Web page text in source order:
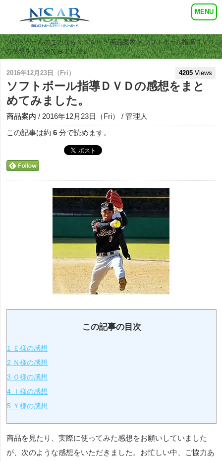
ソフトボールのことならＮＳＡＢ>商品案内> ソフトボール指導ＤＶＤ
の感想をまとめてみました。
2016年12月23日（Fri） 4205 Views
ソフトボール指導ＤＶＤの感想をまと
めてみました。
商品案内 / 2016年12月23日（Fri） / 管理人
この記事は約 6 分で読めます。
この記事の目次
1 Ｅ様の感想
2 Ｎ様の感想
3 Ｏ様の感想
4 Ｉ様の感想
5 Ｙ様の感想
商品を見たり、実際に使ってみた感想をお願いしていました
が、次のような感想をいただきました。お忙しい中、ご協力あ